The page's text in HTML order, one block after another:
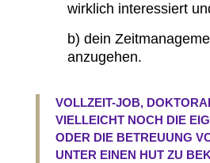
wirklich interessiert
b) dein
anzugehen.
VOLLZEIT-JOB,
VIELLEICHT NOCH DIE
ODER DIE BETREUUNG
UNTER EINEN HUT ZU